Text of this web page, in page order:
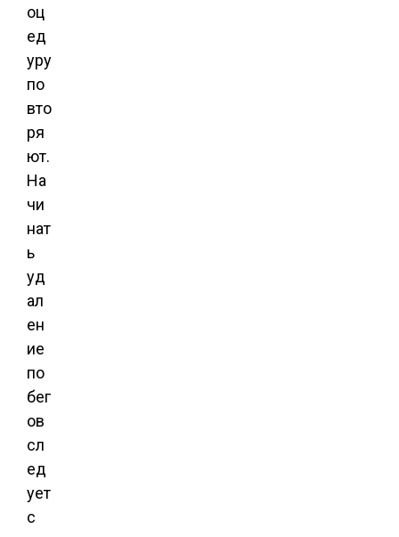
оц
ед
уру
по
вто
ря
ют.
На
чи
нат
ь
уд
ал
ен
ие
по
бег
ов
сл
ед
ует
с